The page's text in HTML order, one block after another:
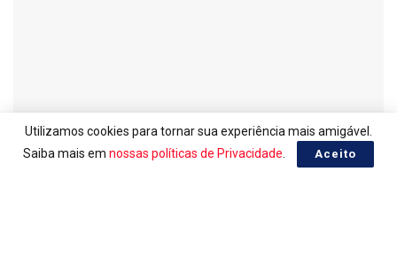
Utilizamos cookies para tornar sua experiência mais amigável.
Saiba mais em nossas políticas de Privacidade Aceito